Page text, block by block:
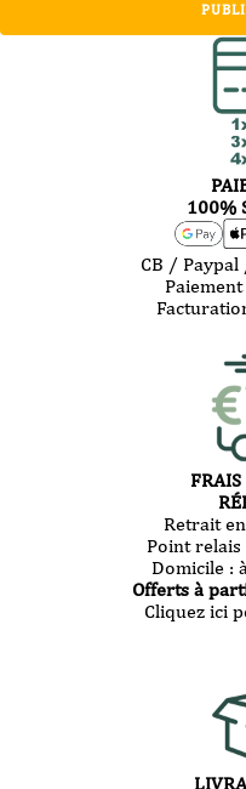
100%
CB /
FRAIS
Retrait
Point relais
Domicile :
Offerts à
Cliquez ici